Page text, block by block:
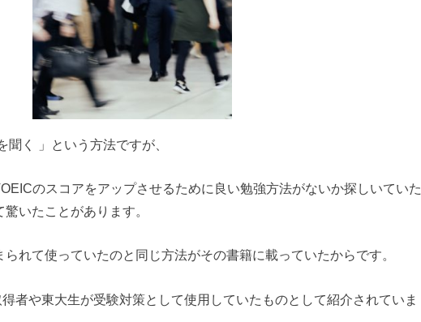
く 」という方法ですが、
のスコアをアップさせるために良い勉強方法がないか探しいていた
いたことがあります。
れて使っていたのと同じ方法がその書籍に載っていたからです。
者や東大生が受験対策として使用していたものとして紹介されていま